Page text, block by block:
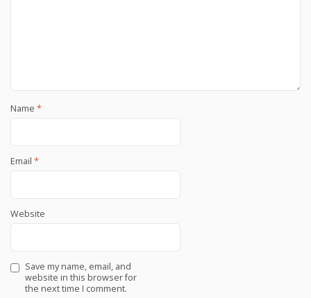
Name *
Email *
Website
Save my name, email, and
website in this browser for
the next time I comment.